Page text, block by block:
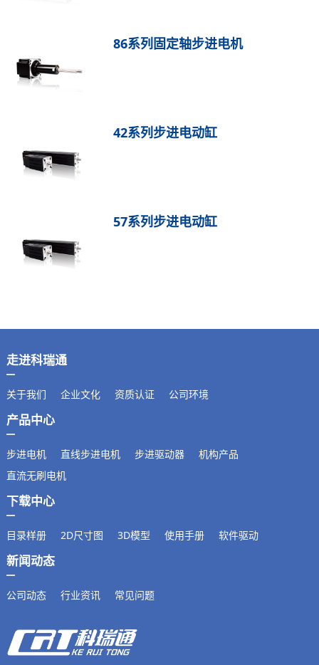
86系列固定轴步进电机
42系列步进电动缸
57系列步进电动缸
走进科瑞通
关于我们 企业文化 资质认证 公司环境
产品中心
步进电机 直线步进电机 步进驱动器
机构产品
直流无刷电机
下载中心
目录样册 2D尺寸图 3D模型 使用手册 软件驱动
新闻动态
公司动态 行业资讯 常见问题